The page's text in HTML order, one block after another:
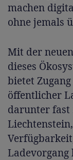
machen
ohne jemals
Mit der
dieses
bietet
öffentlicher
darunter fast